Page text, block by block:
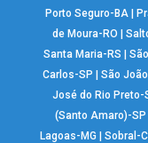
Porto Seguro-BA|
de Moura-RO |
Santa Maria-RS |
Carlos-SP | São
José do Rio Preto-
(Santo Amaro)-SP
Lagoas-MG |Sobral-